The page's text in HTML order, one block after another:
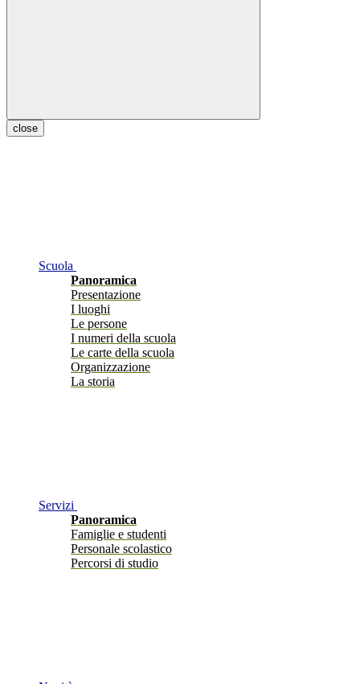
close
Scuola
Panoramica
Presentazione
I luoghi
Le persone
I numeri della scuola
Le carte della scuola
Organizzazione
La storia
Servizi
Panoramica
Famiglie e studenti
Personale scolastico
Percorsi di studio